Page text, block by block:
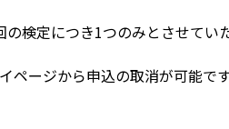
の検定につき1つのみとさせて
ページから申込の取消が可能で